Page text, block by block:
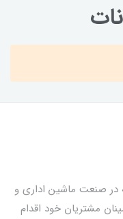
بیش از 10 سال تجربه در صنعت ماشین اداری و
مشتریان خود اقدام